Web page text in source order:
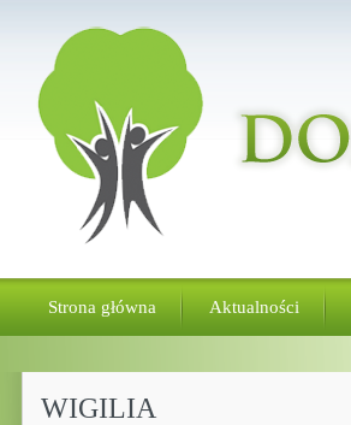
Strona główna Aktualności
WIGILIA